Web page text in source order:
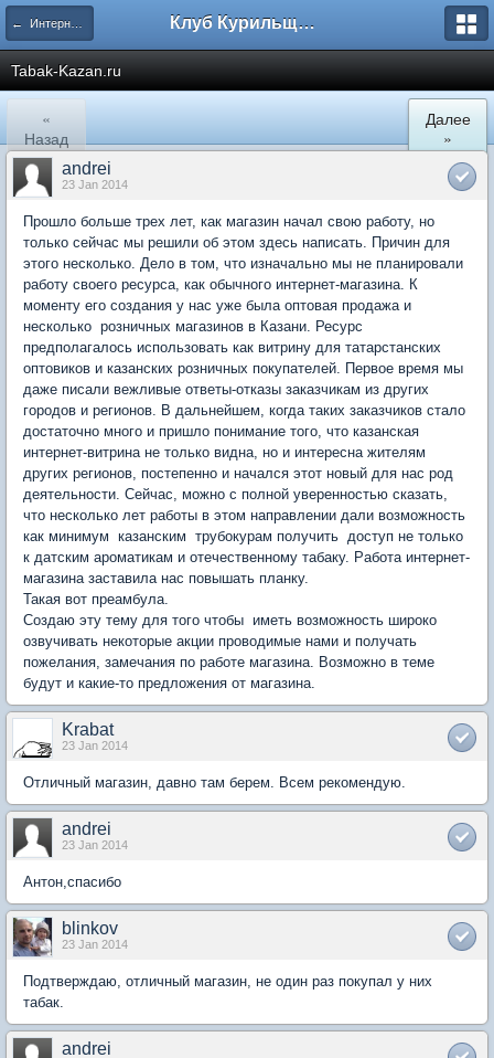
← Интернет Магазины Клуб Курильщиков Трубки
Tabak-Kazan.ru
«
Назад
Далее
»
andrei
23 Jan 2014
Прошло больше трех лет, как магазин начал свою работу, но
только сейчас мы решили об этом здесь написать. Причин для
этого несколько. Дело в том, что изначально мы не планировали
работу своего ресурса, как обычного интернет-магазина. К
моменту его создания у нас уже была оптовая продажа и
несколько розничных магазинов в Казани. Ресурс
предполагалось использовать как витрину для татарстанских
оптовиков и казанских розничных покупателей. Первое время мы
даже писали вежливые ответы-отказы заказчикам из других
городов и регионов. В дальнейшем, когда таких заказчиков стало
достаточно много и пришло понимание того, что казанская
интернет-витрина не только видна, но и интересна жителям
других регионов, постепенно и начался этот новый для нас род
деятельности. Сейчас, можно с полной уверенностью сказать,
что несколько лет работы в этом направлении дали возможность
как минимум казанским трубокурам получить доступ не только
к датским ароматикам и отечественному табаку. Работа интернет-
магазина заставила нас повышать планку.
Такая вот преамбула.
Создаю эту тему для того чтобы иметь возможность широко
озвучивать некоторые акции проводимые нами и получать
пожелания, замечания по работе магазина. Возможно в теме
будут и какие-то предложения от магазина.
Krabat
23 Jan 2014
Отличный магазин, давно там берем. Всем рекомендую.
andrei
23 Jan 2014
Антон,спасибо
blinkov
23 Jan 2014
Подтверждаю, отличный магазин, не один раз покупал у них
табак.
andrei